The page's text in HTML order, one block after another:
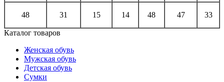
48 31 15 14 48 47 33
Каталог товаров
Женская обувь
Мужская обувь
Детская обувь
Сумки